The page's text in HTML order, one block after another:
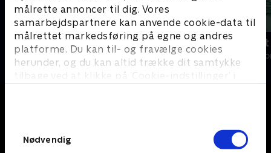
målrette annoncer til dig. Vores
samarbejdspartnere kan anvende cookie-data til
målrettet markedsføring på egne og andres
platforme. Du kan til- og fravælge cookies
herunder, og du kan altid trække dit samtykke
tilbage ved at klikke på ’Cookie-indstillinger’ i
Nødvendig
Happy fucking Pride
Drama • 1 sæsoner
Fake Patient
Drama • 1